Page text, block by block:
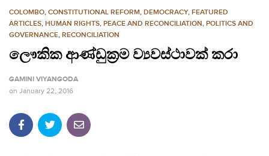
COLOMBO, CONSTITUTIONAL REFORM, DEMOCRACY, FEATURED
ARTICLES, HUMAN RIGHTS, PEACE AND RECONCILIATION, POLITICS AND
GOVERNANCE, RECONCILIATION
ලෞකික ආණ්ඩුක‍්‍රම ව්‍යවස්ථාවක් කරා
GAMINI VIYANGODA
on January 22, 2016